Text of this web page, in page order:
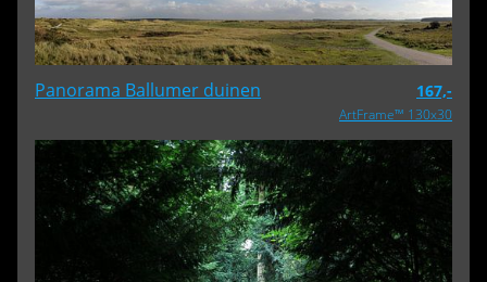
Panorama Ballumer duinen 167,-
ArtFrame™ 130x30